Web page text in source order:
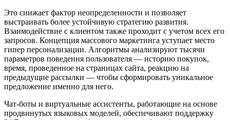
Это снижает фактор неопределенности и позволяет
выстраивать более устойчивую стратегию развития.
Взаимодействие с клиентом также проходит с учетом всех его
запросов. Концепция массового маркетинга уступает место
гипер персонализации. Алгоритмы анализируют тысячи
параметров поведения пользователя — историю покупок,
время, проведенное на страницах сайта, реакцию на
предыдущие рассылки — чтобы сформировать уникальное
предложение именно для него.
Чат-боты и виртуальные ассистенты, работающие на основе
продвинутых языковых моделей, обеспечивают поддержку